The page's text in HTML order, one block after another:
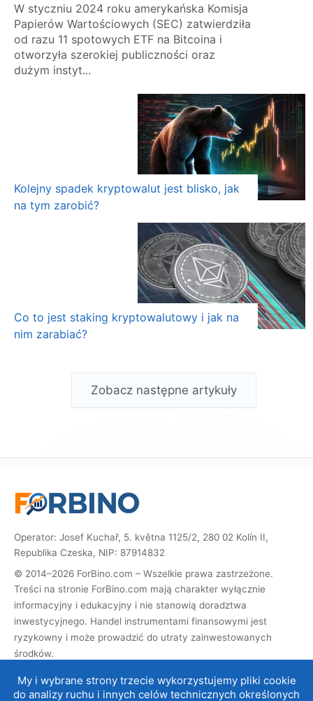
W styczniu 2024 roku amerykańska Komisja
Papierów Wartościowych (SEC) zatwierdziła
od razu 11 spotowych ETF na Bitcoina i
otworzyła szerokiej publiczności oraz
dużym instyt...
Kolejny spadek kryptowalut jest blisko, jak
na tym zarobić?
Co to jest staking kryptowalutowy i jak na
nim zarabiać?
Zobacz następne artykuły
Operator: Josef Kuchař, 5. května 1125/2, 280 02 Kolín II,
Republika Czeska, NIP: 87914832
© 2014–2026 ForBino.com – Wszelkie prawa zastrzeżone.
Treści na stronie ForBino.com mają charakter wyłącznie
informacyjny i edukacyjny i nie stanowią doradztwa
inwestycyjnego. Handel instrumentami finansowymi jest
ryzykowny i może prowadzić do utraty zainwestowanych
środków.
rejestracji za ich pośrednictwem, otrzymamy prowizję, dzięki
My i wybrane strony trzecie wykorzystujemy pliki cookie
do analizy ruchu i innych celów technicznych określonych